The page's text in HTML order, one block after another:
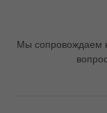
Мы сопровождаем